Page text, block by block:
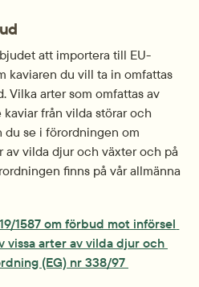
att importera till EU-
kaviaren du vill ta in omfattas
Vilka arter som omfattas av
från vilda störar och
du se i förordningen om
av vilda djur och växter och på
finns på vår allmänna
1587 om förbud mot införsel
vissa arter av vilda djur och
(EG) nr 338/97